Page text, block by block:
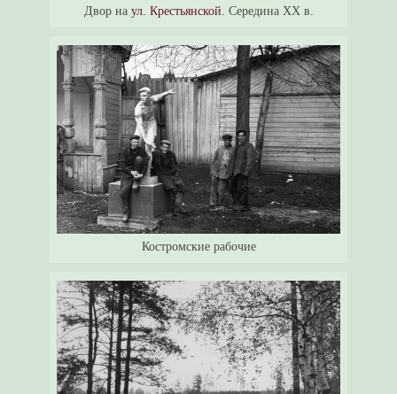
Двор на ул. Крестьянской. Середина XX в.
Костромские рабочие